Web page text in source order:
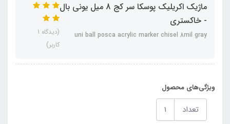
ماژیک اکریلیک پوسکا سر کج 8 میل یونی بال
- خاکستری
uni ball posca acrylic marker chisel 8mil gray
(دیدگاه 1
کاربر)
ویژگی‌های محصول
تعداد